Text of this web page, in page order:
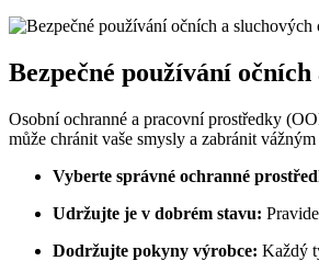
Bezpečné používání
Osobní ochranné a pracovní prostředky
může chránit vaše smysly a zabránit
Vyberte správné ochranné
Udržujte je v dobrém stavu:
Dodržujte pokyny výrobce: Každý